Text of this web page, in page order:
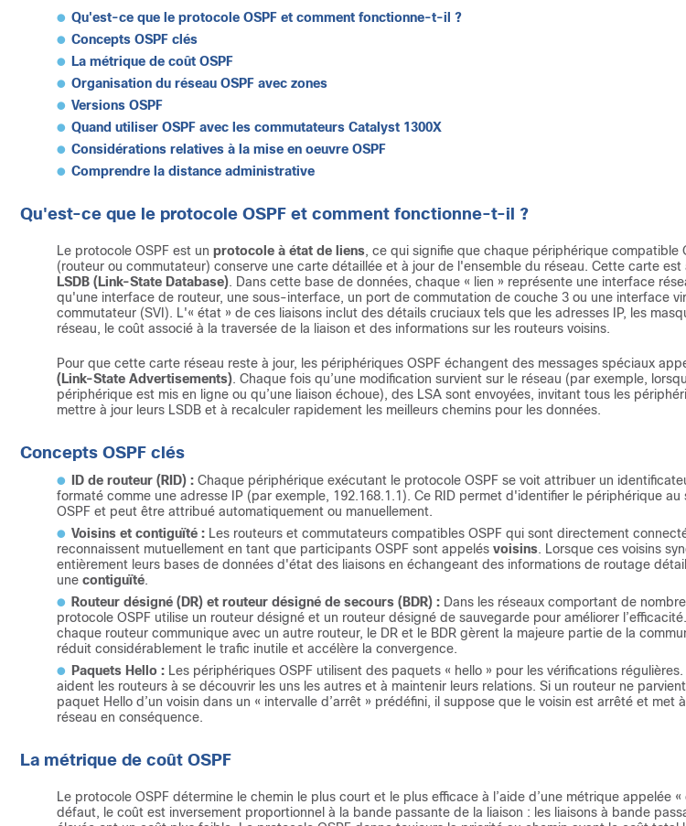
Qu'est-ce que le protocole OSPF et comment fonctionne-t-il ?
Concepts OSPF clés
La métrique de coût OSPF
Organisation du réseau OSPF avec zones
Versions OSPF
Quand utiliser OSPF avec les commutateurs Catalyst 1300X
Considérations relatives à la mise en oeuvre OSPF
Comprendre la distance administrative
Qu'est-ce que le protocole OSPF et comment fonctionne-t-il ?
Le protocole OSPF est un protocole à état de liens, ce qui signifie que chaque périphérique compatible
(routeur ou commutateur) conserve une carte détaillée et à jour de l'ensemble du réseau. Cette carte est
LSDB (Link-State Database). Dans cette base de données, chaque « lien » représente une interface
qu'une interface de routeur, une sous-interface, un port de commutation de couche 3 ou une interface
commutateur (SVI). L'« état » de ces liaisons inclut des détails cruciaux tels que les adresses IP, les
réseau, le coût associé à la traversée de la liaison et des informations sur les routeurs voisins.
Pour que cette carte réseau reste à jour, les périphériques OSPF échangent des messages spéciaux
(Link-State Advertisements). Chaque fois qu’une modification survient sur le réseau (par exemple,
périphérique est mis en ligne ou qu’une liaison échoue), des LSA sont envoyées, invitant tous les
mettre à jour leurs LSDB et à recalculer rapidement les meilleurs chemins pour les données.
Concepts OSPF clés
ID de routeur (RID) : Chaque périphérique exécutant le protocole OSPF se voit attribuer un
formaté comme une adresse IP (par exemple, 192.168.1.1). Ce RID permet d'identifier le périphérique au
OSPF et peut être attribué automatiquement ou manuellement.
Voisins et contiguïté : Les routeurs et commutateurs compatibles OSPF qui sont directement
reconnaissent mutuellement en tant que participants OSPF sont appelés voisins. Lorsque ces voisins
entièrement leurs bases de données d'état des liaisons en échangeant des informations de routage
une contiguïté.
Routeur désigné (DR) et routeur désigné de secours (BDR) : Dans les réseaux comportant de
protocole OSPF utilise un routeur désigné et un routeur désigné de sauvegarde pour améliorer
chaque routeur communique avec un autre routeur, le DR et le BDR gèrent la majeure partie de la
réduit considérablement le trafic inutile et accélère la convergence.
Paquets Hello : Les périphériques OSPF utilisent des paquets « hello » pour les vérifications
aident les routeurs à se découvrir les uns les autres et à maintenir leurs relations. Si un routeur ne
paquet Hello d’un voisin dans un « intervalle d’arrêt » prédéfini, il suppose que le voisin est arrêté et met
réseau en conséquence.
La métrique de coût OSPF
Le protocole OSPF détermine le chemin le plus court et le plus efficace à l’aide d’une métrique appelée «
défaut, le coût est inversement proportionnel à la bande passante de la liaison : les liaisons à bande